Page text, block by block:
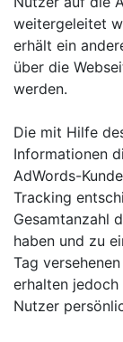
weitergeleitet
erhält ein
über die
werden.
Die mit Hilfe
Informationen
AdWords-
Tracking
Gesamtanzahl
haben und zu
Tag
erhalten
Nutzer